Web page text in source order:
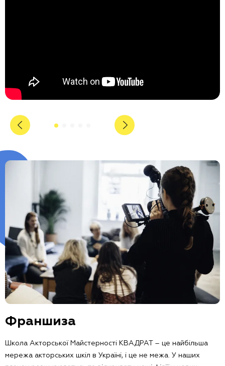
Франшиза
Школа Акторської Майстерності КВАДРАТ – це найбільша
мережа акторських шкіл в Україні, і це не межа. У наших